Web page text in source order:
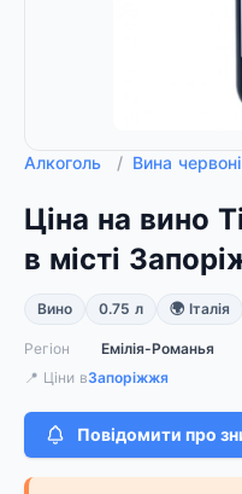
Алкоголь / Вина червоні
Ціна на вино
в місті
Вино 0.75 л 🌍 Італія
Регіон
Емілія-Романья
📍 Ціни вЗапоріжжя
Повідомити про